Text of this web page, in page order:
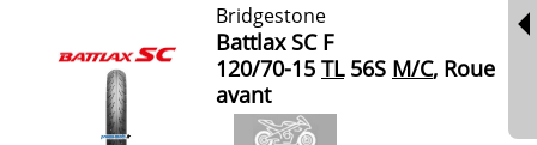
Bridgestone
Battlax SC F
120/70-15 TL56S M/C, Roue
avant